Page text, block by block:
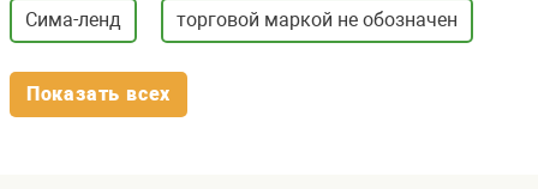
Сима-ленд торговой маркой не обозначен
Показать всех